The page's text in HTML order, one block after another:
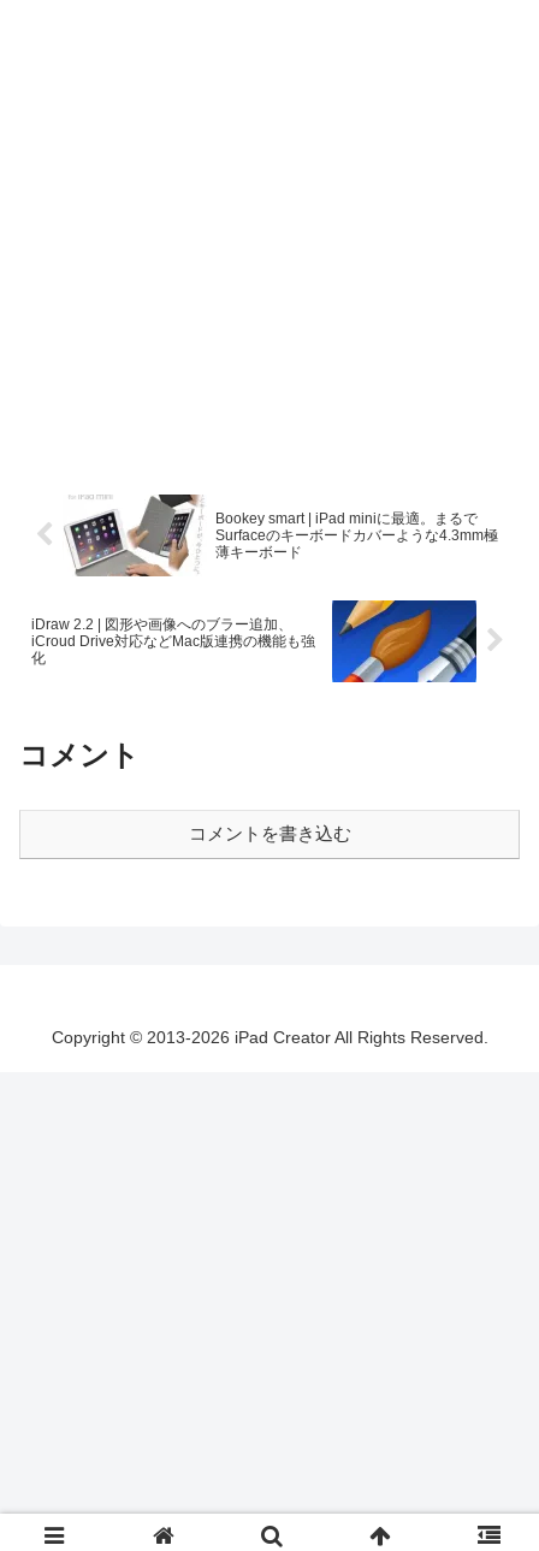
Bookey smart | iPad miniに最適。まるで
Surfaceのキーボードカバーような4.3mm極
薄キーボード
iDraw 2.2 | 図形や画像へのブラー追加、
iCroud Drive対応などMac版連携の機能も強
化
コメント
コメントを書き込む
Copyright © 2013-2026 iPad Creator All Rights Reserved.